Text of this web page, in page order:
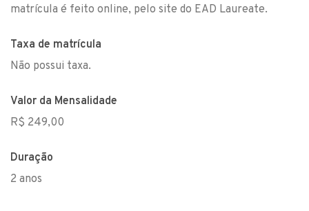
matrícula é feito online, pelo site do EAD Laureate.
Taxa de matrícula
Não possui taxa.
Valor da Mensalidade
R$ 249,00
Duração
2 anos